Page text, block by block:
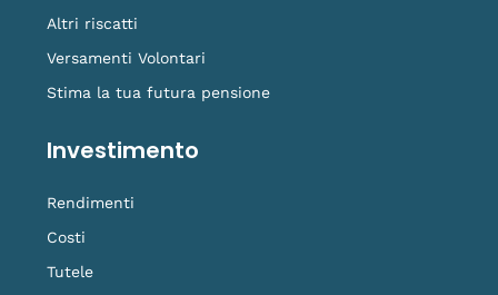
Altri riscatti
Versamenti Volontari
Stima la tua futura pensione
Investimento
Rendimenti
Costi
Tutele